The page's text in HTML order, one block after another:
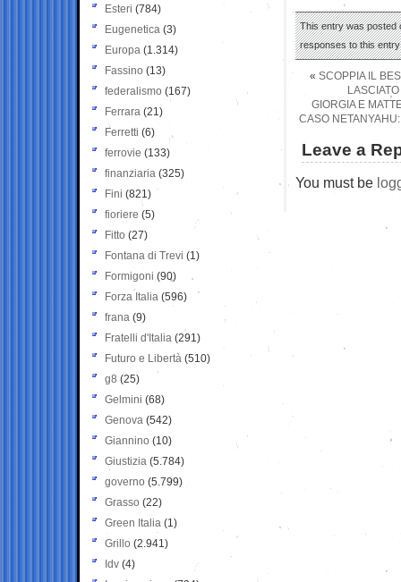
This entry was posted
responses to this
« SCOPPIA IL
GIORGIA E
CASO
Leave a
You must be
Esteri (784)
Eugenetica (3)
Europa (1.314)
Fassino (13)
federalismo (167)
Ferrara (21)
Ferretti (6)
ferrovie (133)
finanziaria (325)
Fini (821)
fioriere (5)
Fitto (27)
Fontana di Trevi (1)
Formigoni (90)
Forza Italia (596)
frana (9)
Fratelli d'Italia (291)
Futuro e Libertà (510)
g8 (25)
Gelmini (68)
Genova (542)
Giannino (10)
Giustizia (5.784)
governo (5.799)
Grasso (22)
Green Italia (1)
Grillo (2.941)
Idv (4)